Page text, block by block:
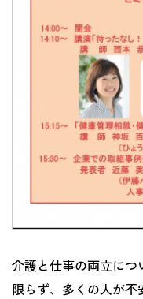
介護と仕事の両立に
限らず、多くの人が